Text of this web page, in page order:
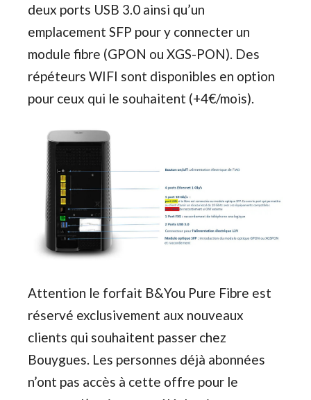
deux ports USB 3.0 ainsi qu’un
emplacement SFP pour y connecter un
module fibre (GPON ou XGS-PON). Des
répéteurs WIFI sont disponibles en option
pour ceux qui le souhaitent (+4€/mois).
Attention le forfait B&You Pure Fibre est
réservé exclusivement aux nouveaux
clients qui souhaitent passer chez
Bouygues. Les personnes déjà abonnées
n’ont pas accès à cette offre pour le